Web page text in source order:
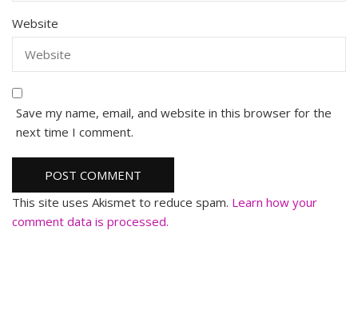
Website
Save my name, email, and website in this browser for the
next time I comment.
This site uses Akismet to reduce spam. Learn how your
comment data is processed.